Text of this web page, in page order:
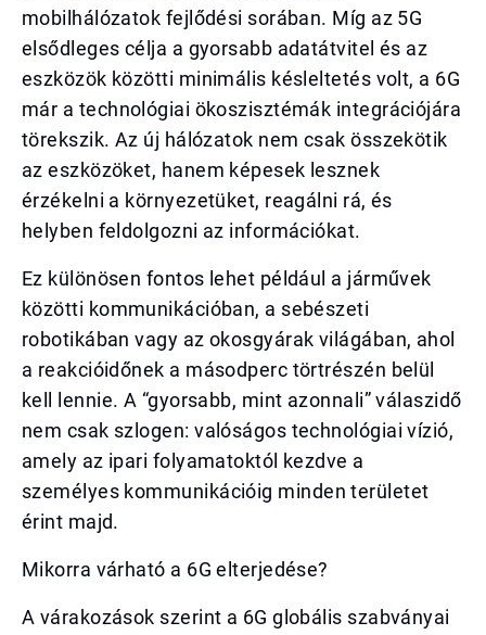
mobilhálózatok fejlődési sorában. Míg az 5G
elsődleges célja a gyorsabb adatátvitel és az
eszközök közötti minimális késleltetés volt, a 6G
már a technológiai ökoszisztémák integrációjára
törekszik. Az új hálózatok nem csak összekötik
az eszközöket, hanem képesek lesznek
érzékelni a környezetüket, reagálni rá, és
helyben feldolgozni az információkat.
Ez különösen fontos lehet például a járművek
közötti kommunikációban, a sebészeti
robotikában vagy az okosgyárak világában, ahol
a reakcióidőnek a másodperc törtrészén belül
kell lennie. A “gyorsabb, mint azonnali” válaszidő
nem csak szlogen: valóságos technológiai vízió,
amely az ipari folyamatoktól kezdve a
személyes kommunikációig minden területet
érint majd.
Mikorra várható a 6G elterjedése?
A várakozások szerint a 6G globális szabványai